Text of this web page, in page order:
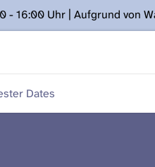
- 16:00 Uhr | Aufgrund von
Dates